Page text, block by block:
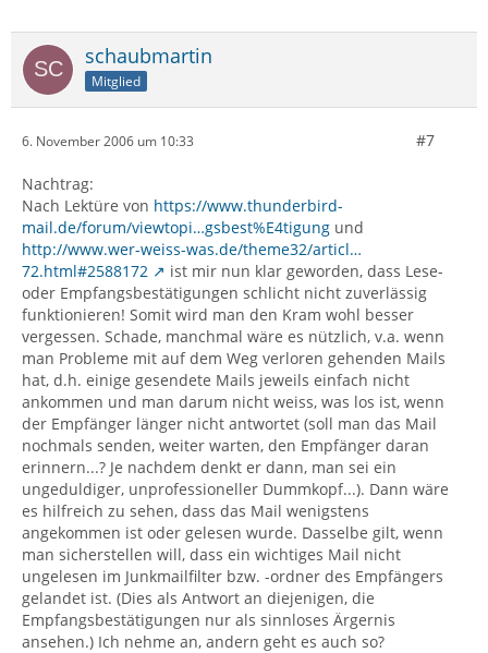
schaubmartin
Mitglied
6. November 2006 um 10:33 #7
Nachtrag:
Nach Lektüre von https://www.thunderbird-
mail.de/forum/viewtopi…gsbest%E4tigung und
http://www.wer-weiss-was.de/theme32/articl…
72.html#2588172
ist mir nun klar geworden, dass Lese-
oder Empfangsbestätigungen schlicht nicht zuverlässig
funktionieren! Somit wird man den Kram wohl besser
vergessen. Schade, manchmal wäre es nützlich, v.a. wenn
man Probleme mit auf dem Weg verloren gehenden Mails
hat, d.h. einige gesendete Mails jeweils einfach nicht
ankommen und man darum nicht weiss, was los ist, wenn
der Empfänger länger nicht antwortet (soll man das Mail
nochmals senden, weiter warten, den Empfänger daran
erinnern...? Je nachdem denkt er dann, man sei ein
ungeduldiger, unprofessioneller Dummkopf...). Dann wäre
es hilfreich zu sehen, dass das Mail wenigstens
angekommen ist oder gelesen wurde. Dasselbe gilt, wenn
man sicherstellen will, dass ein wichtiges Mail nicht
ungelesen im Junkmailfilter bzw. -ordner des Empfängers
gelandet ist. (Dies als Antwort an diejenigen, die
Empfangsbestätigungen nur als sinnloses Ärgernis
ansehen.) Ich nehme an, andern geht es auch so?